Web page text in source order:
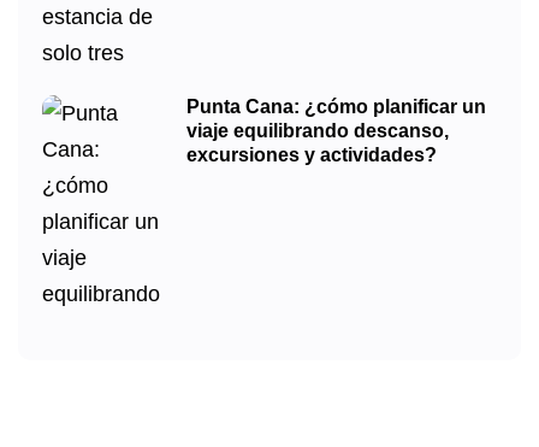
Punta Cana: ¿cómo planificar un
viaje equilibrando descanso,
excursiones y actividades?